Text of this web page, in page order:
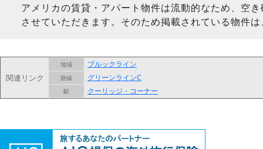
アメリカの賃貸・アパート物件は流動的なため、空
させていただきます。そのため掲載されている物件
関連リンク
地域 ブルックライン
路線 グリーンラインC
駅 クーリッジ・コーナー